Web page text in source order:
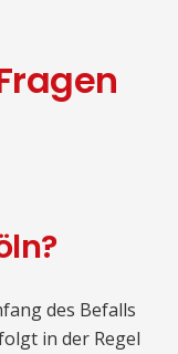
des Befalls
in der Regel